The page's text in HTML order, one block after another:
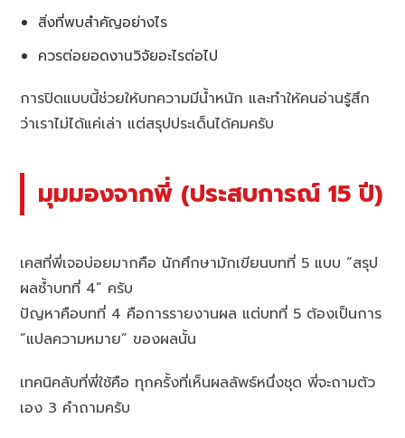
สิ่งที่พบสำคัญอย่างไร
ควรต่อยอดงานวิจัยอะไรต่อไป
การปิดแบบนี้ช่วยให้บทความมีน้ำหนัก และทำให้คนอ่านรู้สึก
ว่าเราไม่ได้แค่เล่า แต่สรุปประเด็นได้คมครับ
มุมมองจากพี่ (ประสบการณ์ 15 ปี)
เคสที่พี่เจอบ่อยมากคือ นักศึกษามักเขียนบทที่ 5 แบบ “สรุป
ผลซ้ำบทที่ 4” ครับ
ปัญหาคือบทที่ 4 คือการรายงานผล แต่บทที่ 5 ต้องเป็นการ
“แปลความหมาย” ของผลนั้น
เทคนิคลับที่พี่ใช้คือ ทุกครั้งที่เห็นผลลัพธ์หนึ่งชุด พี่จะถามตัว
เอง 3 คำถามครับ